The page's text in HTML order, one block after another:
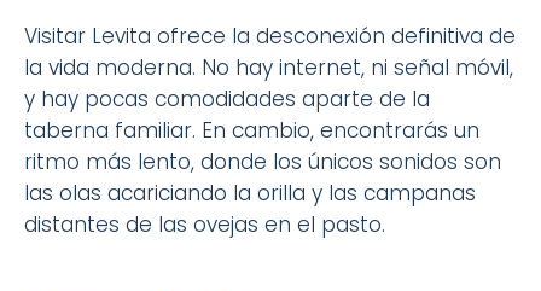
Visitar Levita ofrece la desconexión definitiva de
la vida moderna. No hay internet, ni señal móvil,
y hay pocas comodidades aparte de la
taberna familiar. En cambio, encontrarás un
ritmo más lento, donde los únicos sonidos son
las olas acariciando la orilla y las campanas
distantes de las ovejas en el pasto.